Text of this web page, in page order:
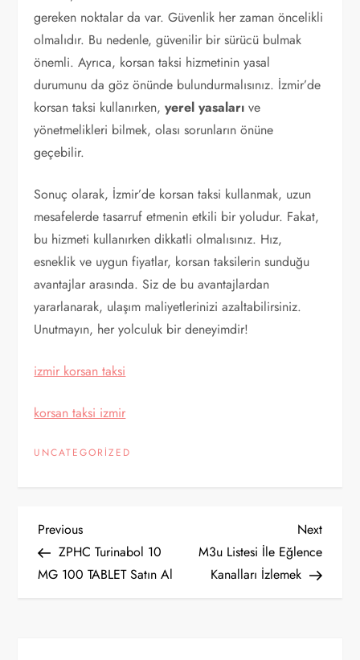
gereken noktalar da var. Güvenlik her zaman öncelikli
olmalıdır. Bu nedenle, güvenilir bir sürücü bulmak
önemli. Ayrıca, korsan taksi hizmetinin yasal
durumunu da göz önünde bulundurmalısınız. İzmir’de
korsan taksi kullanırken,yerel yasaları ve
yönetmelikleri bilmek, olası sorunların önüne
geçebilir.
Sonuç olarak, İzmir’de korsan taksi kullanmak, uzun
mesafelerde tasarruf etmenin etkili bir yoludur. Fakat,
bu hizmeti kullanırken dikkatli olmalısınız. Hız,
esneklik ve uygun fiyatlar, korsan taksilerin sunduğu
avantajlar arasında. Siz de bu avantajlardan
yararlanarak, ulaşım maliyetlerinizi azaltabilirsiniz.
Unutmayın, her yolculuk bir deneyimdir!
izmir korsan taksi
korsan taksi izmir
UNCATEGORIZED
Y
a
Previous
Post
Previous
ZPHC Turinabol 10
MG 100 TABLET Satın Al
Next
Post
Next
M3u Listesi İle Eğlence
Kanalları İzlemek